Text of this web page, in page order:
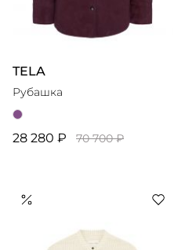
TELA
Рубашка
28 280 ₽ 70 700 ₽